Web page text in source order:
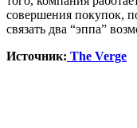
совершения покупок,
связать два “эппа”
Источник: The Verge